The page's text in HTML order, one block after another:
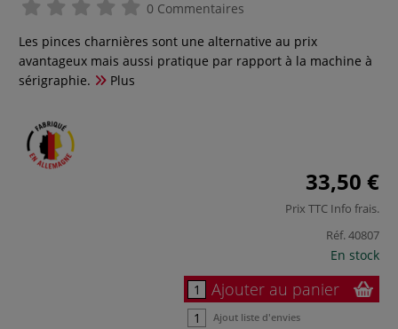
0 Commentaires
Les pinces charnières sont une alternative au prix
avantageux mais aussi pratique par rapport à la machine à
sérigraphie.
Plus
33,50 €
Prix TTC Info frais.
Réf.40807
En stock
Ajouter au panier
Ajout liste d'envies